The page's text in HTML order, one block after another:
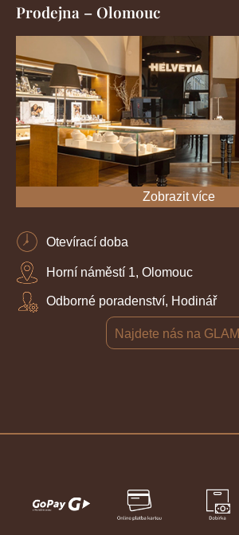
Prodejna – Olomouc
Zobrazit více
Otevírací doba
Horní náměstí 1, Olomouc
Odborné poradenství, Hodinář
Najdete nás na GLAMI